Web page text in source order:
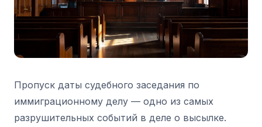
Пропуск даты судебного заседания по
иммиграционному делу — одно из самых
разрушительных событий в деле о высылке.